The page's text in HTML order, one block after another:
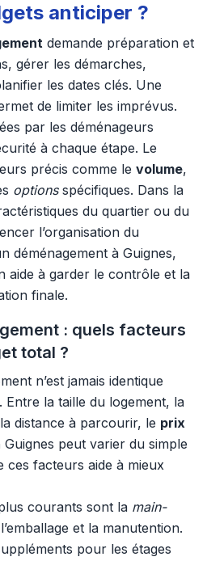
anticiper ?
demande préparation et
gérer les démarches,
les dates clés. Une
de limiter les imprévus.
par les déménageurs
à chaque étape. Le
précis comme le volume,
optionsspécifiques. Dans la
du quartier ou du
l’organisation du
déménagement à Guignes,
aide à garder le contrôle et la
finale.
: quels facteurs
total ?
n’est jamais identique
Entre la taille du logement, la
distance à parcourir, le prix
Guignes peut varier du simple
ces facteurs aide à mieux
courants sont la main-
et la manutention.
pour les étages